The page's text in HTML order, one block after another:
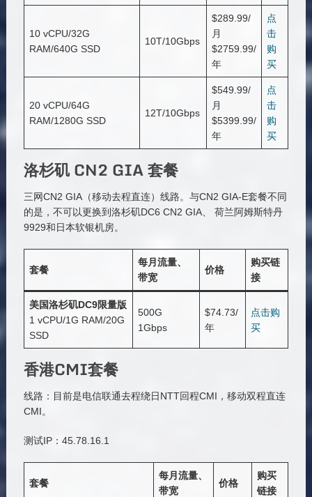
10 vCPU/32G
RAM/640G SSD
10T/10Gbps
$289.99/
月
$2759.99/
年
点
击
购
买
20 vCPU/64G
RAM/1280G SSD
12T/10Gbps
$549.99/
月
$5399.99/
年
点
击
购
买
洛杉矶 CN2 GIA 套餐
三网CN2 GIA（移动去程直连）线路。与CN2 GIA-E套餐不同
的是，不可以更换到洛杉矶DC6 CN2 GIA、 荷兰阿姆斯特丹
9929和日本软银机房。
套餐
每月流量、
带宽
价格
购买链
接
美国洛杉矶DC9限量版
1 vCPU/1G RAM/20G
SSD
500G
1Gbps
$74.73/
年
点击购
买
香港CMI套餐
线路：目前是电信联通去程绕日NTT回程CMI，移动双程直连
CMI。
测试IP：45.78.16.1
套餐
每月流量、
带宽
价格
购买
链接